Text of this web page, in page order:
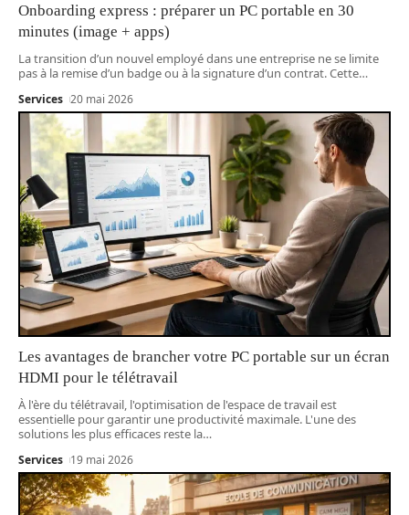
Onboarding express : préparer un PC portable en 30
minutes (image + apps)
La transition d’un nouvel employé dans une entreprise ne se limite
pas à la remise d’un badge ou à la signature d’un contrat. Cette…
Services 20 mai 2026
Les avantages de brancher votre PC portable sur un écran
HDMI pour le télétravail
À l'ère du télétravail, l'optimisation de l'espace de travail est
essentielle pour garantir une productivité maximale. L'une des
solutions les plus efficaces reste la…
Services 19 mai 2026